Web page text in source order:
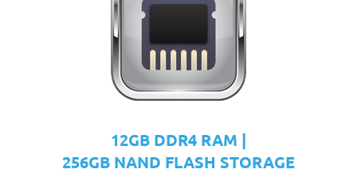
12GB DDR4 RAM |
256GB NAND FLASH STORAGE